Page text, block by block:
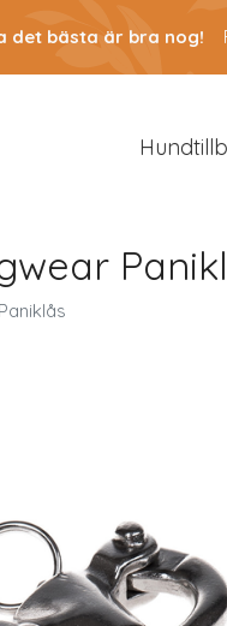
det bästa är bra nog!